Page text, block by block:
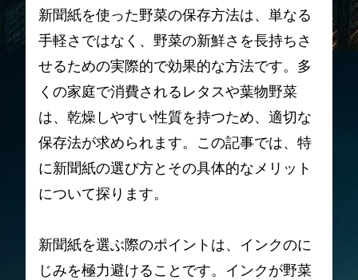
新聞紙を使った野菜の保存方法は、単なる
手軽さではなく、野菜の新鮮さを長持ちさ
せるための実際的で効果的な方法です。多
くの家庭で消費されるレタスや葉物野菜
は、乾燥しやすい性質を持つため、適切な
保存法が求められます。この記事では、特
に新聞紙の選び方とその具体的なメリット
について探ります。
新聞紙を選ぶ際のポイントは、インクのに
じみを極力避けることです。インクが野菜